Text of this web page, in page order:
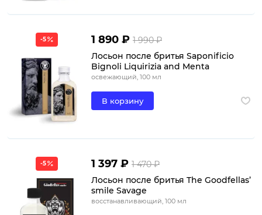
-5 1 890 ₽ 1 990 ₽
Лосьон после бритья Saponificio
Bignoli Liquirizia and Menta
освежающий, 100 мл
В корзину
-5 1 397 ₽ 1 470 ₽
Лосьон после бритья The Goodfellas’
smile Savage
восстанавливающий, 100 мл